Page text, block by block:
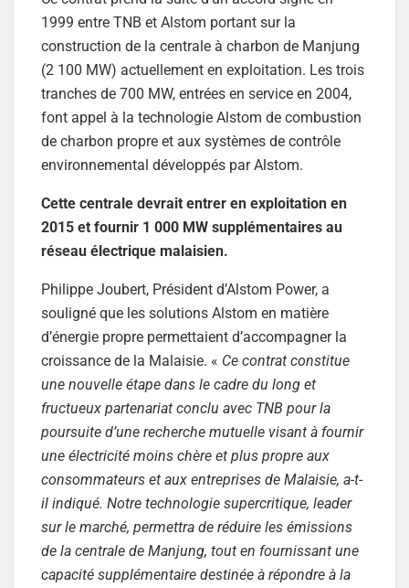
1999 entre TNB et Alstom portant sur la
construction de la centrale à charbon de Manjung
(2 100 MW) actuellement en exploitation. Les trois
tranches de 700 MW, entrées en service en 2004,
font appel à la technologie Alstom de combustion
de charbon propre et aux systèmes de contrôle
environnemental développés par Alstom.
Cette centrale devrait entrer en exploitation en
2015 et fournir 1 000 MW supplémentaires au
réseau électrique malaisien.
Philippe Joubert, Président d’Alstom Power, a
souligné que les solutions Alstom en matière
d’énergie propre permettaient d’accompagner la
croissance de la Malaisie. « Ce contrat constitue
une nouvelle étape dans le cadre du long et
fructueux partenariat conclu avec TNB pour la
poursuite d’une recherche mutuelle visant à fournir
une électricité moins chère et plus propre aux
consommateurs et aux entreprises de Malaisie, a-t-
il indiqué. Notre technologie supercritique, leader
sur le marché, permettra de réduire les émissions
de la centrale de Manjung, tout en fournissant une
capacité supplémentaire destinée à répondre à la